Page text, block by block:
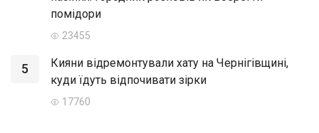
помідори
23455
5
Кияни відремонтували хату на Чернігівщині,
куди їдуть відпочивати зірки
17760